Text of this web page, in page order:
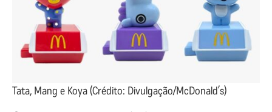
Tata, Mang e Koya (Crédito: Divulgação/McDonald’s)